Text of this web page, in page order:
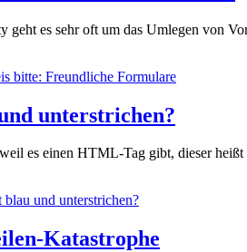
geht es sehr oft um das Umlegen von
bitte: Freundliche Formulare
unterstrichen?
es einen HTML-Tag gibt, dieser
blau und unterstrichen?
Katastrophe